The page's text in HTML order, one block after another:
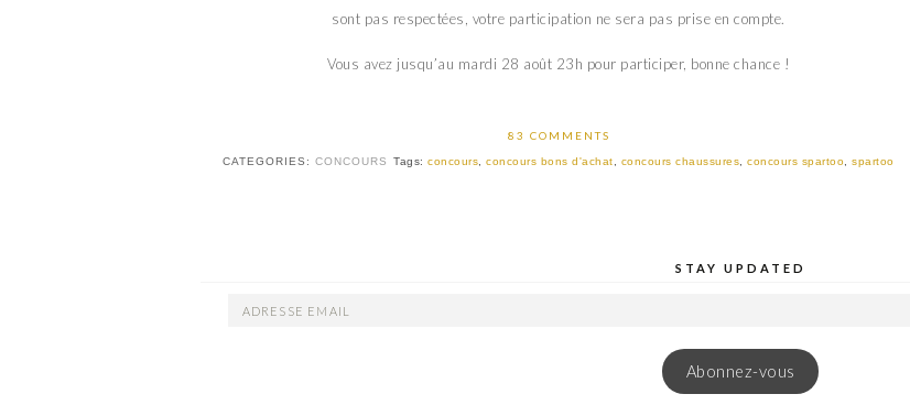
sont pas respectées, votre participation ne sera pas prise en compte.
Vous avez jusqu’au mardi 28 août 23h pour participer, bonne chance !
83 COMMENTS
CATEGORIES:CONCOURS Tags:concours ,concours bons d'achat concours chaussures ,concours spartoo ,spartoo
STAY UPDATED
ADRESSE
Abonnez-vous